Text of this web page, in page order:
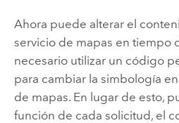
Ahora puede alterar el
servicio de mapas en tiempo
necesario utilizar un código
para cambiar la simbología
de mapas. En lugar de esto,
función de cada solicitud, el